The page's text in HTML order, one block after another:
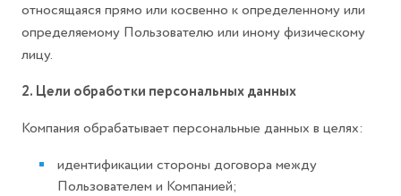
относящаяся прямо или косвенно к определенному или
определяемому Пользователю или иному физическому
лицу.
2. Цели обработки персональных данных
Компания обрабатывает персональные данных в целях:
идентификации стороны договора между
Пользователем и Компанией;